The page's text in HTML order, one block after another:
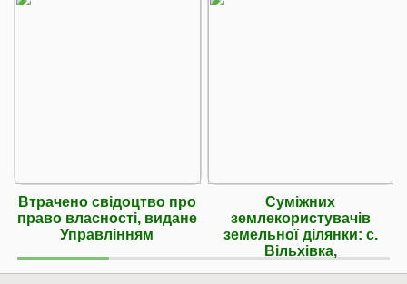
Втрачено свідоцтво про
право власності, видане
Управлінням
Суміжних
землекористувачів
земельної ділянки: с.
Вільхівка,